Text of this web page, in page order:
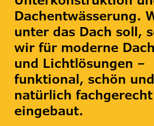
Dachentwässerung.
unter das Dach soll,
wir für moderne
und Lichtlösungen –
funktional, schön und
natürlich fachgerecht
eingebaut.